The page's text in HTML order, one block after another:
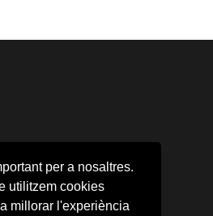
per a nosaltres.
utilitzem cookies
millorar l'experiència